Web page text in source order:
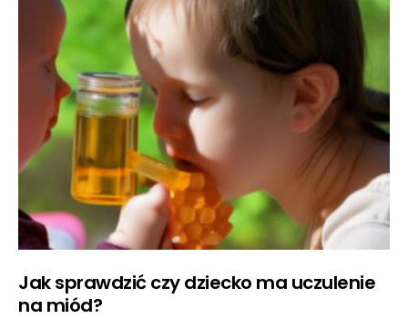
Jak sprawdzić czy dziecko ma uczulenie
na miód?